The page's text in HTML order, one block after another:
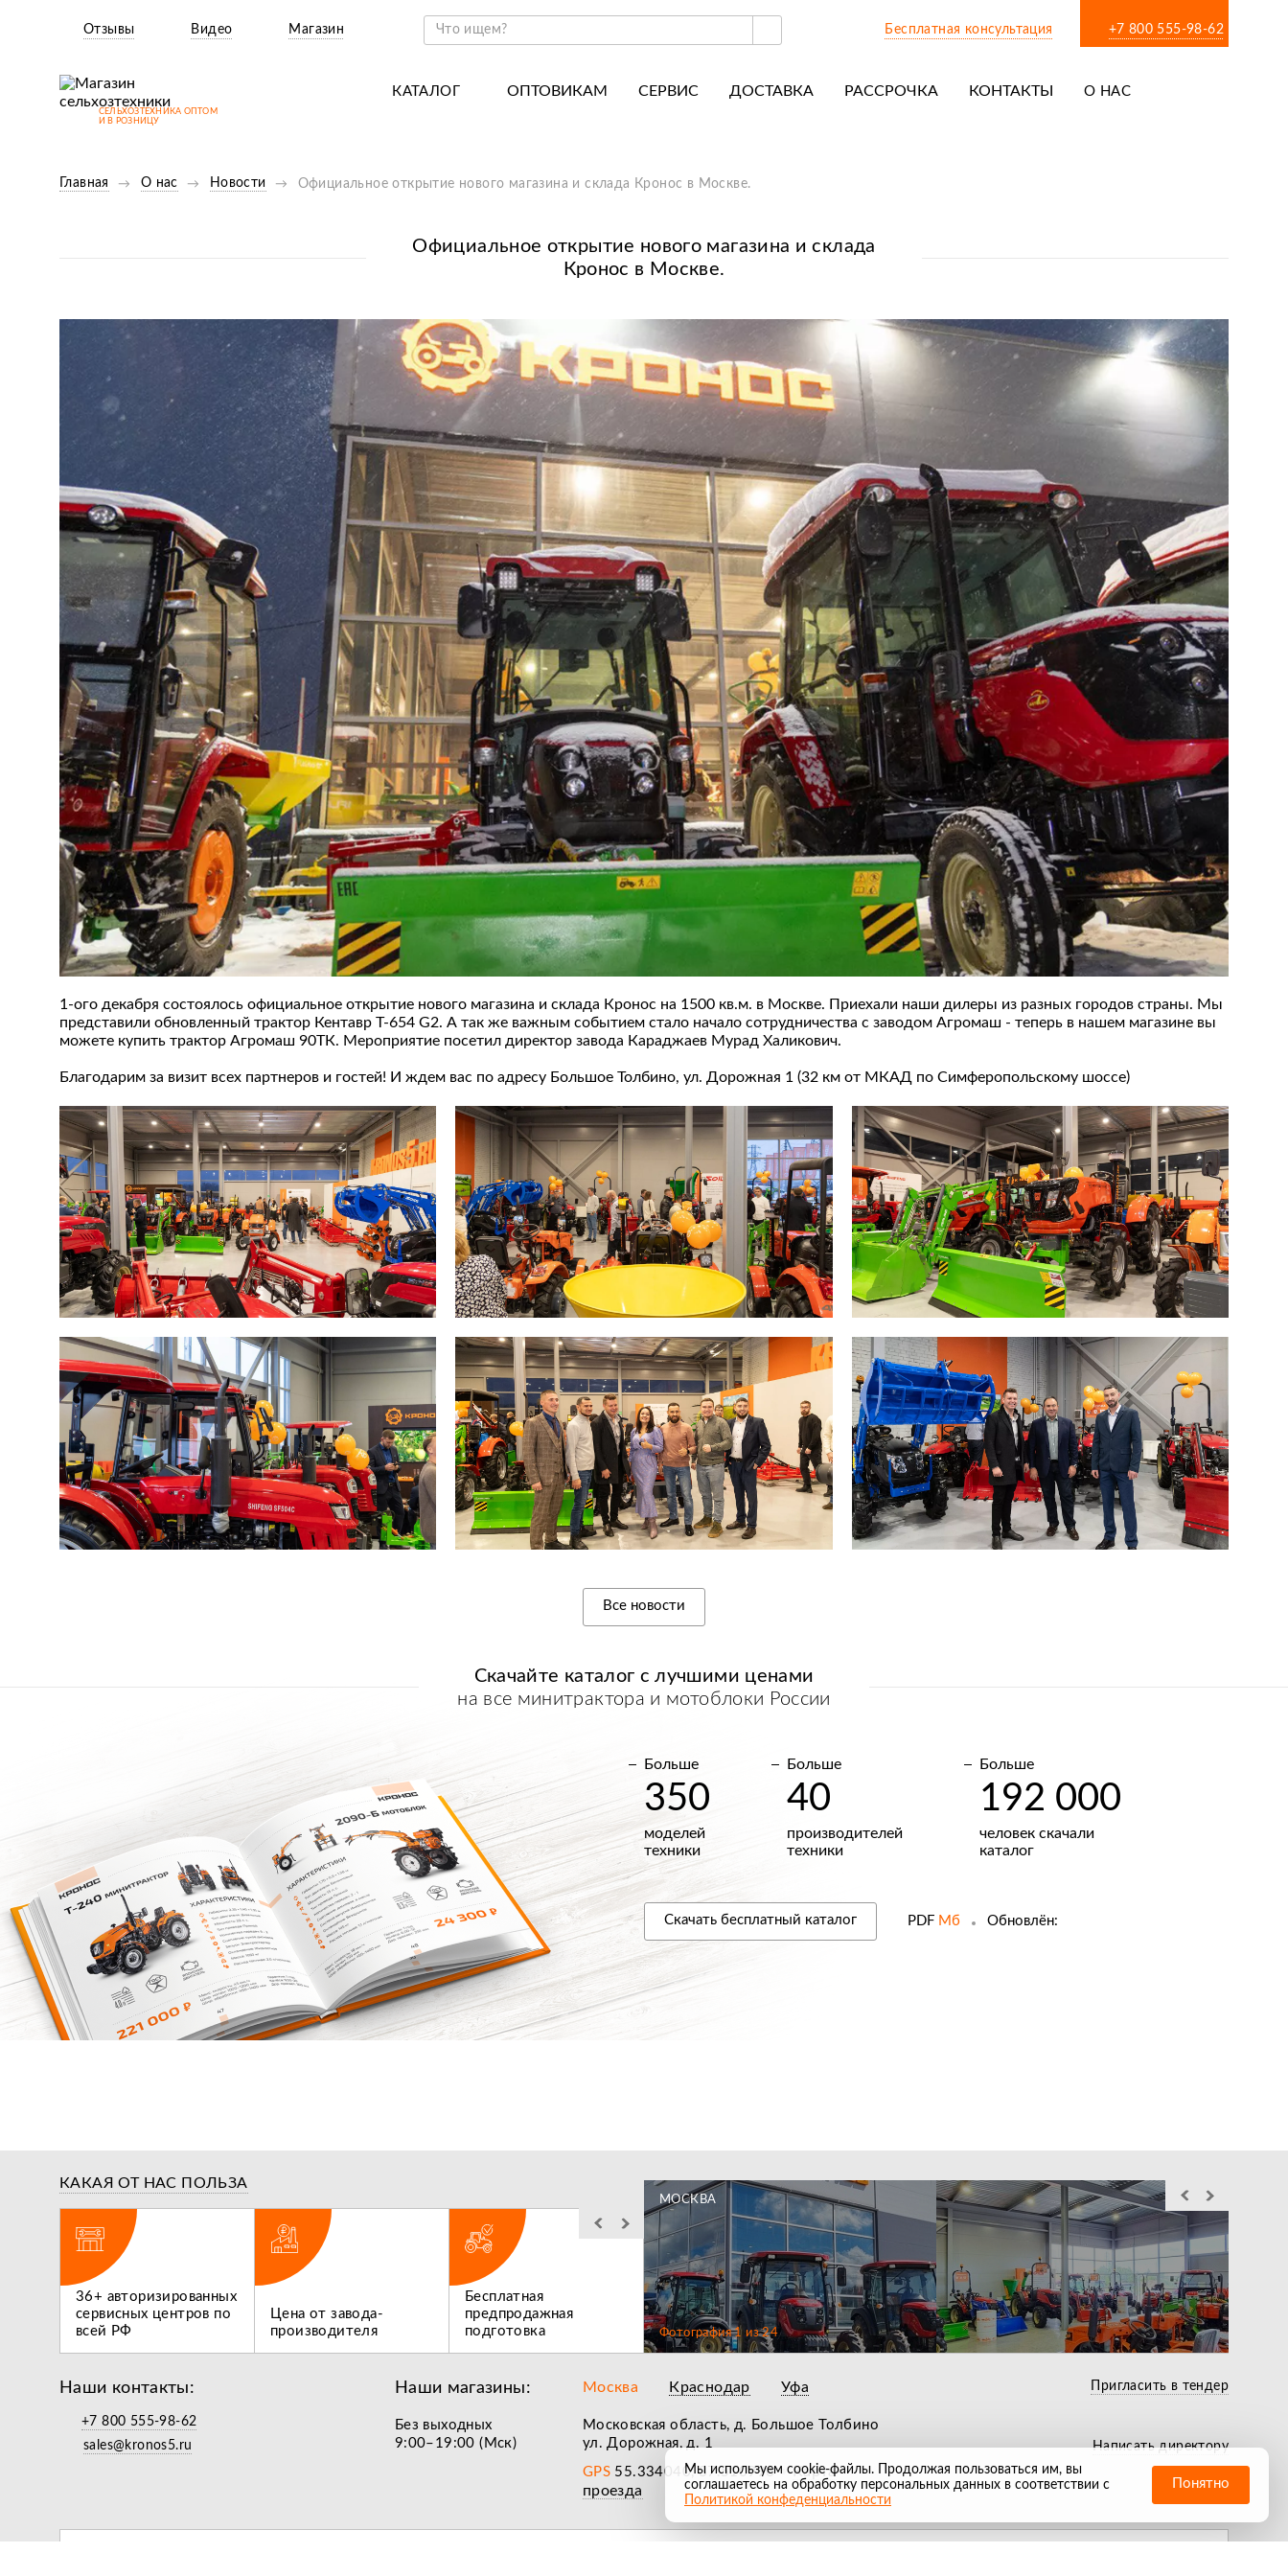
Отзывы Видео Магазин Бесплатная консультация +7 800 555-98-62
СЕЛЬХОЗТЕХНИКА ОПТОМ
И В РОЗНИЦУ
КАТАЛОГ
Навесное оборудование для тракторов
Запчасти
ОПТОВИКАМ СЕРВИС ДОСТАВКА РАССРОЧКА КОНТАКТЫ
О НАС
История
Новости
Вакансии
Гарантия лучшей цены
Видео
Главная О нас Новости Официальное открытие нового магазина и склада Кронос в Москве.
Официальное открытие нового магазина и склада
Кронос в Москве.
1-ого декабря состоялось официальное открытие нового магазина и склада Кронос на 1500 кв.м. в Москве. Приехали наши дилеры из разных городов страны. Мы
представили обновленный трактор Кентавр Т-654 G2. А так же важным событием стало начало сотрудничества с заводом Агромаш - теперь в нашем магазине вы
можете купить трактор Агромаш 90ТК. Мероприятие посетил директор завода Караджаев Мурад Халикович.
Благодарим за визит всех партнеров и гостей! И ждем вас по адресу Большое Толбино, ул. Дорожная 1 (32 км от МКАД по Симферопольскому шоссе)
Все новости
Скачайте каталог случшими ценами
на все минитрактора и мотоблоки России
Больше
350
моделей
техники
Больше
40
производителей
техники
Больше
192 000
человек скачали
каталог
Скачать бесплатный каталог PDF Мб Обновлён:
КАКАЯ ОТ НАС ПОЛЬЗА
36+ авторизированных
сервисных центров по
всей РФ
Цена от завода-
производителя
Бесплатная
предпродажная
подготовка
Льготное
послегарантийное
обслуживание
Лучшие условия по
кредиту и лизингу
Служба выездного
сервиса действующая
по всей РФ
МОСКВА
Фотография1 из24
Наши контакты:
+7 800 555-98-62
sales@kronos5.ru
Наши магазины: Москва Краснодар Уфа
Без выходных
9:00–19:00 (Мск)
Московская область, д. Большое Толбино
ул. Дорожная, д. 1
GPS 55.334040, 37.510996• Карта
проезда
Пригласить в тендер
Написать директору
Мы используем cookie-файлы. Продолжая пользоваться им, вы
соглашаетесь на обработку персональных данных в соответствии с
Политикой конфеденциальности
Понятно